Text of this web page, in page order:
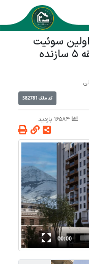
سوئیت
برج با خدمات هتلینگ منطقه 5 سازنده
کد ملک S82781
00:00